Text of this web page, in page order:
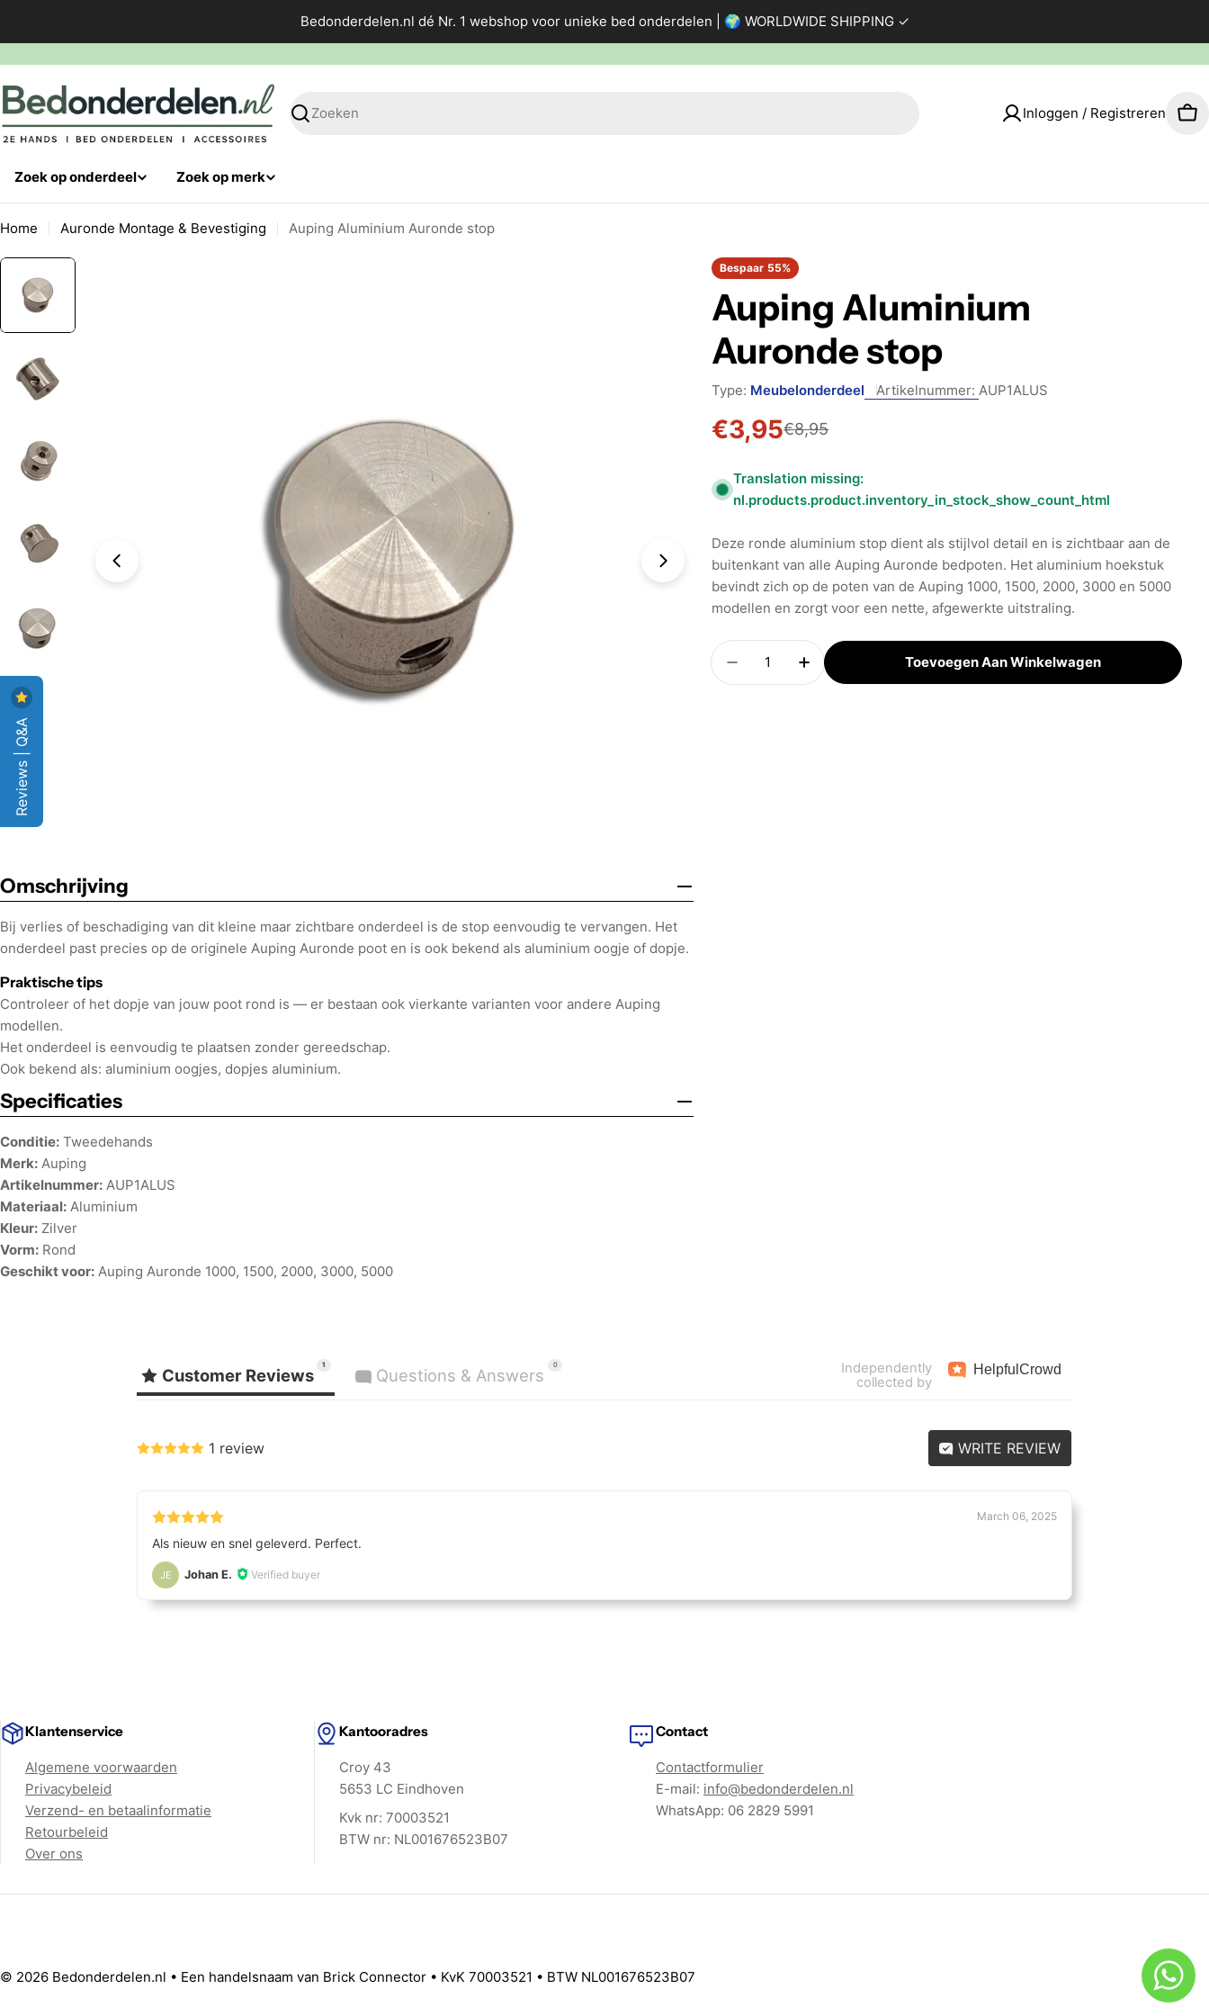
inhoud
Bedonderdelen.nl dé Nr. 1 webshop voor unieke bed onderdelen | 🌍 WORLDWIDE SHIPPING ✓
Zoeken
Inloggen / Registreren
Zoek op onderdeel Zoek op merk
Home Auronde Montage & Bevestiging Auping Aluminium Auronde stop
Foto 0 zichtbaar in de afbeeldingen Foto 1 zichtbaar in de afbeeldingen
Omschrijving
Bij verlies of beschadiging van dit kleine maar zichtbare onderdeel is de stop eenvoudig te vervangen. Het
onderdeel past precies op de originele Auping Auronde poot en is ook bekend als aluminium oogje of dopje.
Praktische tips
Controleer of het dopje van jouw poot rond is — er bestaan ook vierkante varianten voor andere Auping
modellen.
Het onderdeel is eenvoudig te plaatsen zonder gereedschap.
Ook bekend als: aluminium oogjes, dopjes aluminium.
Specificaties
Conditie: Tweedehands
Merk: Auping
Artikelnummer: AUP1ALUS
Materiaal: Aluminium
Kleur: Zilver
Vorm: Rond
Geschikt voor: Auping Auronde 1000, 1500, 2000, 3000, 5000
Bespaar 55%
Auping Aluminium
Auronde stop
Type: Meubelonderdeel Artikelnummer: AUP1ALUS
Verkoopprijs
€3,95
Normale
prijs
€8,95
Translation missing:
nl.products.product.inventory_in_stock_show_count_html
Deze ronde aluminium stop dient als stijlvol detail en is zichtbaar aan de
buitenkant van alle Auping Auronde bedpoten. Het aluminium hoekstuk
bevindt zich op de poten van de Auping 1000, 1500, 2000, 3000 en 5000
modellen en zorgt voor een nette, afgewerkte uitstraling.
Aantal
Hoeveelheid Verminderen Voor Auping Aluminium Auronde
Verhoog Aantal Voor Auping Aluminium Auronde
Toevoegen Aan Winkelwagen
Customer Reviews
1
Questions & Answers
0
Independently
collected by
HelpfulCrowd
1 review WRITE REVIEW
March 06, 2025
Als nieuw en snel geleverd. Perfect.
JE Johan E. Verified buyer
Klantenservice
Algemene voorwaarden
Privacybeleid
Verzend- en betaalinformatie
Retourbeleid
Over ons
Kantooradres
Croy 43
5653 LC Eindhoven
Kvk nr: 70003521
BTW nr: NL001676523B07
Contact
Contactformulier
E-mail: info@bedonderdelen.nl
WhatsApp: 06 2829 5991
© 2026 Bedonderdelen.nl • Een handelsnaam van Brick Connector • KvK 70003521 • BTW NL001676523B07
Reviews | Q&A